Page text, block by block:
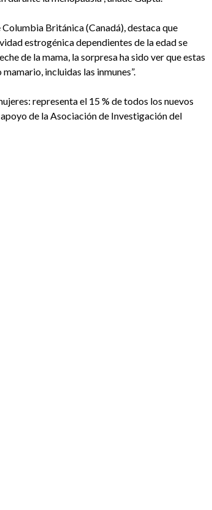
Británica (Canadá), destaca que
estrogénica dependientes de la edad se
de la mama, la sorpresa ha sido ver que estas
incluidas las inmunes”.
representa el 15 % de todos los nuevos
de la Asociación de Investigación del